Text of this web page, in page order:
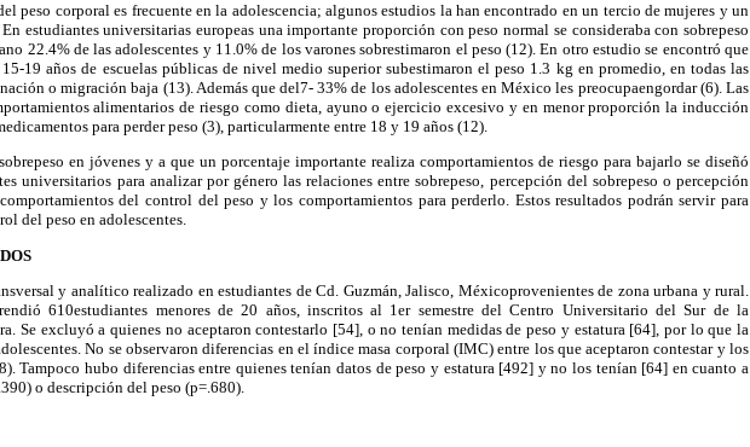
peso corporal es frecuente en la adolescencia; algunos estudios la han encontrado en un tercio de mujeres y un
estudiantes universitarias europeas una importante proporción con peso normal se consideraba con sobrepeso
22.4% de las adolescentes y 11.0% de los varones sobrestimaron el peso (12). En otro estudio se encontró que
19 años de escuelas públicas de nivel medio superior subestimaron el peso 1.3 kg en promedio, en todas las
o migración baja (13). Además que del7- 33% de los adolescentes en México les preocupaengordar (6). Las
alimentarios de riesgo como dieta, ayuno o ejercicio excesivo y en menor proporción la inducción
para perder peso (3), particularmente entre 18 y 19 años (12).
en jóvenes y a que un porcentaje importante realiza comportamientos de riesgo para bajarlo se diseñó
universitarios para analizar por género las relaciones entre sobrepeso, percepción del sobrepeso o percepción
del control del peso y los comportamientos para perderlo. Estos resultados podrán servir para
del peso en adolescentes.
y analítico realizado en estudiantes de Cd. Guzmán, Jalisco, Méxicoprovenientes de zona urbana y rural.
610estudiantes menores de 20 años, inscritos al 1er semestre del Centro Universitario del Sur de la
Se excluyó a quienes no aceptaron contestarlo [54], o no tenían medidas de peso y estatura [64], por lo que la
No se observaron diferencias en el índice masa corporal (IMC) entre los que aceptaron contestar y los
Tampoco hubo diferencias entre quienes tenían datos de peso y estatura [492] y no los tenían [64] en cuanto a
o descripción del peso (p=.680).